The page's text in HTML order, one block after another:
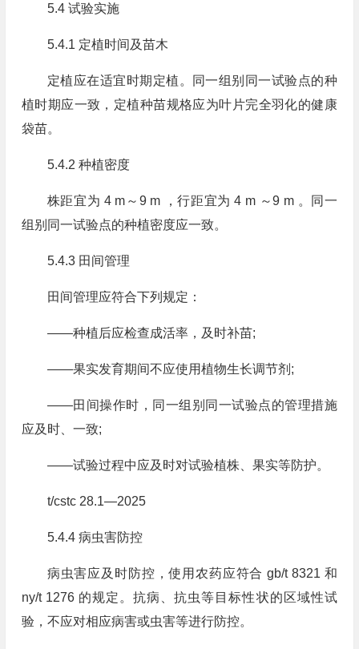
5.4 试验实施
5.4.1 定植时间及苗木
定植应在适宜时期定植。同一组别同一试验点的种
植时期应一致，定植种苗规格应为叶片完全羽化的健康
袋苗。
5.4.2 种植密度
株距宜为 4 m～9 m ，行距宜为 4 m ～9 m 。同一
组别同一试验点的种植密度应一致。
5.4.3 田间管理
田间管理应符合下列规定：
——种植后应检查成活率，及时补苗;
——果实发育期间不应使用植物生长调节剂;
——田间操作时，同一组别同一试验点的管理措施
应及时、一致;
——试验过程中应及时对试验植株、果实等防护。
t/cstc 28.1—2025
5.4.4 病虫害防控
病虫害应及时防控，使用农药应符合 gb/t 8321 和
ny/t 1276 的规定。抗病、抗虫等目标性状的区域性试
验，不应对相应病害或虫害等进行防控。